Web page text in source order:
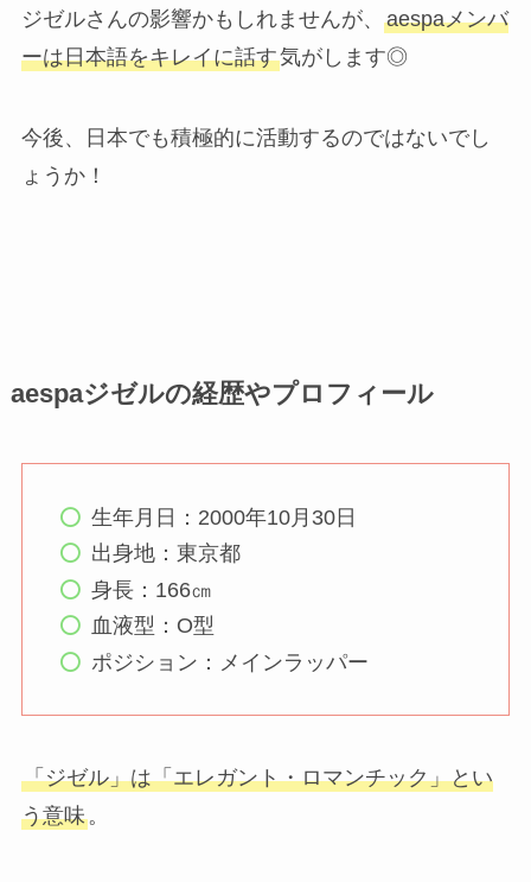
ジゼルさんの影響かもしれませんが、 aespaメンバ
ーは日本語をキレイに話す気がします◎
今後、日本でも積極的に活動するのではないでし
ょうか！
aespaジゼルの経歴やプロフィール
生年月日：2000年10月30日
出身地：東京都
身長：166㎝
血液型：O型
ポジション：メインラッパー
「ジゼル」は「エレガント・ロマンチック」とい
う意味。